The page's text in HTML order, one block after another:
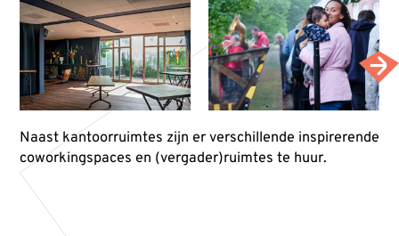
Naast kantoorruimtes zijn er verschillende inspirerende
coworkingspaces en (vergader)ruimtes te huur.